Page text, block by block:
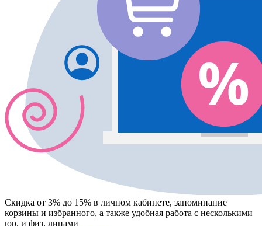
Скидка от 3% до 15% в личном кабинете, запоминание
корзины и избранного, а также удобная работа с несколькими
юр. и физ. лицами